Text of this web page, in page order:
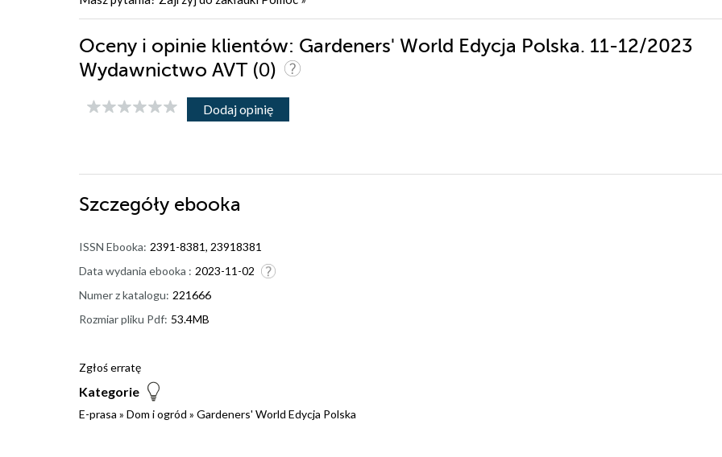
Oceny i opinie klientów: Gardeners' World Edycja Polska. 11-12/2023
Wydawnictwo AVT (0)
Dodaj opinię
Szczegóły ebooka
ISSN Ebooka: 2391-8381, 23918381
Data wydania ebooka : 2023-11-02
Numer z katalogu: 221666
Rozmiar pliku Pdf: 53.4MB
Zgłoś erratę
Kategorie
E-prasa » Dom i ogród » Gardeners' World Edycja Polska